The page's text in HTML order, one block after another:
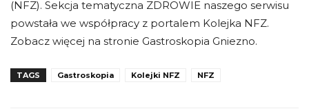
(NFZ). Sekcja tematyczna ZDROWIE naszego serwisu
powstała we współpracy z portalem Kolejka NFZ.
Zobacz więcej na stronie Gastroskopia Gniezno.
TAGS Gastroskopia Kolejki NFZ NFZ